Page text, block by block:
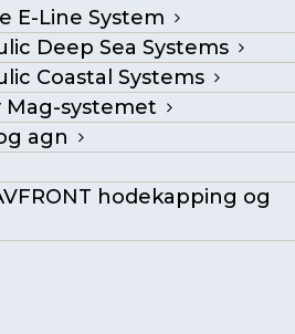
E-Line System
Deep Sea Systems
Coastal Systems
systemet
agn
hodekapping og